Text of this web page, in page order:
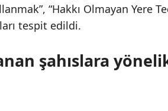
“Hakkı Olmayan Yere
tespit edildi.
şahıslara